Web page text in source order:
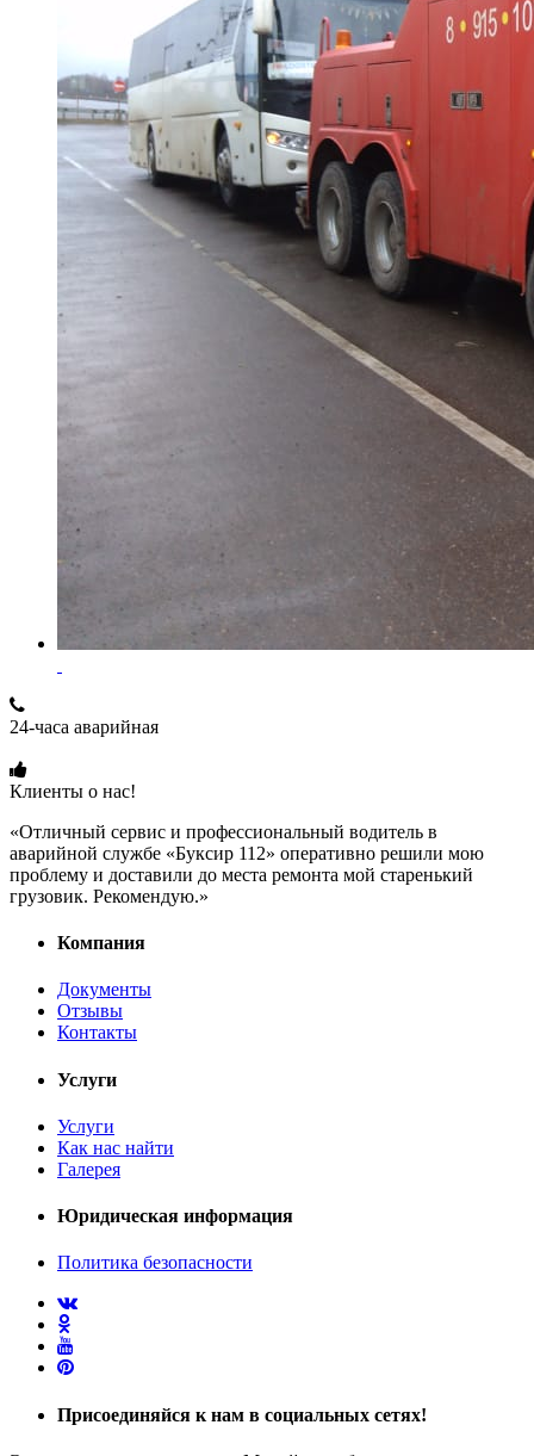
24-часа аварийная
Клиенты о нас!
«Отличный сервис и профессиональный водитель в
аварийной службе «Буксир 112» оперативно решили мою
проблему и доставили до места ремонта мой старенький
грузовик. Рекомендую.»
Компания
Документы
Отзывы
Контакты
Услуги
Услуги
Как нас найти
Галерея
Юридическая информация
Политика безопасности
Присоединяйся к нам в социальных сетях!